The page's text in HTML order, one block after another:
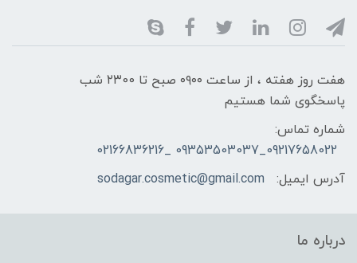
هفت روز هفته ، از ساعت ۰۹۰۰ صبح تا ۲۳00 شب
پاسخگوی شما هستیم
شماره تماس:
09217658022_09353503037 _02166836216
آدرس ایمیل:
sodagar.cosmetic@gmail.com
درباره ما